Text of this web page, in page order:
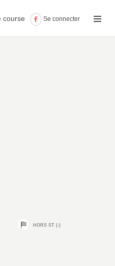
course Se connecter
HORS ST (-)